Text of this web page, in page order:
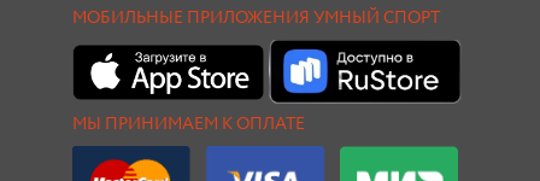
МОБИЛЬНЫЕ ПРИЛОЖЕНИЯ УМНЫЙ СПОРТ
МЫ ПРИНИМАЕМ К ОПЛАТЕ